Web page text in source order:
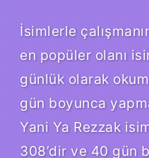
İsimlerle
en popüler olanı
günlük olarak
gün boyunca
Yani Ya Rezzak
308’dir ve 40 gün